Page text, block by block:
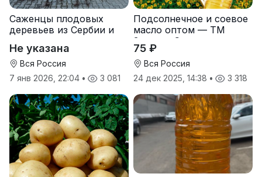
Саженцы плодовых
деревьев из Сербии и
Не указана
Вся Россия
7 янв 2026, 22:04 • 3 081
Подсолнечное и соевое
масло оптом — ТМ
Золотая Семечка
75 ₽
Вся Россия
24 дек 2025, 14:38 • 3 318